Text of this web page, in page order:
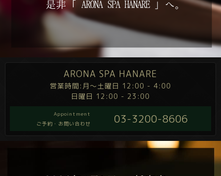
ARONA SPA HANARE
営業時間:月～土曜日 12:00 - 4:00
日曜日 12:00 - 23:00
Appointment
ご予約・お問い合わせ
03-3200-8606